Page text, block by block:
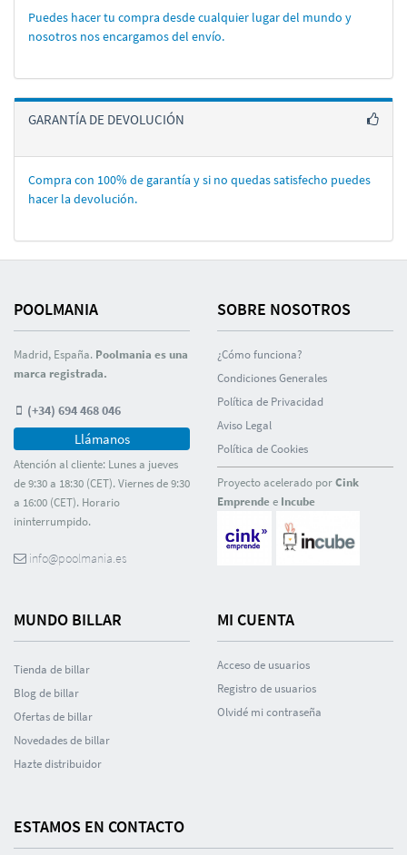
Puedes hacer tu compra desde cualquier lugar del mundo y
nosotros nos encargamos del enví­o.
GARANTÍA DE DEVOLUCIÓN
Compra con 100% de garantí­a y si no quedas satisfecho puedes
hacer la devolución.
POOLMANIA
Madrid, España. Poolmania es una
marca registrada.
(+34) 694 468 046
Llámanos
Atención al cliente: Lunes a jueves
de 9:30 a 18:30 (CET). Viernes de 9:30
a 16:00 (CET). Horario
ininterrumpido.
info@poolmania.es
SOBRE NOSOTROS
¿Cómo funciona?
Condiciones Generales
Polí­tica de Privacidad
Aviso Legal
Polí­tica de Cookies
Proyecto acelerado porCink
Emprendee Incube
MUNDO BILLAR
Tienda de billar
Blog de billar
Ofertas de billar
Novedades de billar
Hazte distribuidor
MI CUENTA
Acceso de usuarios
Registro de usuarios
Olvidé mi contraseña
ESTAMOS EN CONTACTO